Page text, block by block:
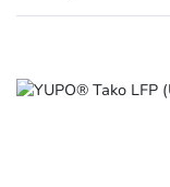
Slide 1 of 1